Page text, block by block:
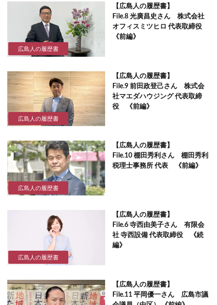
広島人の履歴書
【広島人の履歴書】
File.8 光廣昌史さん 株式会社
オフィスミツヒロ 代表取締役
《前編》
広島人の履歴書
【広島人の履歴書】
File.9 前田政登己さん 株式会
社マエダハウジング 代表取締
役 《前編》
広島人の履歴書
【広島人の履歴書】
File.10 棚田秀利さん 棚田秀利
税理士事務所 代表 《前編》
広島人の履歴書
【広島人の履歴書】
File.6 寺西由美子さん 有限会
社 寺西設備 代表取締役 《続
編》
【広島人の履歴書】
File.11 平岡優一さん 広島市議